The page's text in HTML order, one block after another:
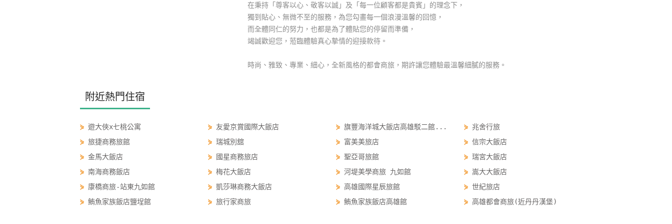
在秉持「尊客以心、敬客以誠」及「每一位顧客都是貴賓」的理念下，
獨到貼心、無微不至的服務，為您勾畫每一個浪漫溫馨的回憶，
而全體同仁的努力，也都是為了體貼您的停留而準備，
竭誠歡迎您，蒞臨體驗真心摯情的迎接款待。
時尚、雅致、專業、細心，全新風格的都會商旅，期許讓您體驗最溫馨細膩的服務。
附近熱門住宿
⋟ 遊大俠x七桃公寓 ⋟ 友愛京賞國際大飯店 ⋟ 旗豐海洋城大飯店高雄駁二館... ⋟ 兆舍行旅
⋟ 旅捷商務旅館 ⋟ 瑞城別舘 ⋟ 富美美旅店 ⋟ 信宗大飯店
⋟ 金馬大飯店 ⋟ 國星商務旅店 ⋟ 聖亞哥旅館 ⋟ 瑞宮大飯店
⋟ 南海商務飯店 ⋟ 梅花大飯店 ⋟ 河堤美學商旅 九如館 ⋟ 嵩大大飯店
⋟ 康橋商旅-站東九如館 ⋟ 凱莎琳商務大飯店 ⋟ 高雄國際星辰旅館 ⋟ 世紀旅店
⋟ 鮪魚家族飯店鹽埕館 ⋟ 旅行家商旅 ⋟ 鮪魚家族飯店高雄館 ⋟ 高雄都會商旅(近丹丹漢堡)